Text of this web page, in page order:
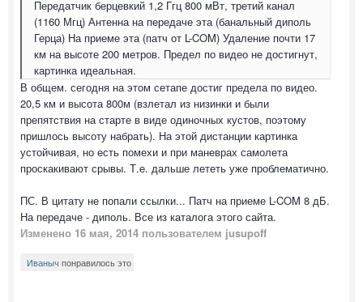
Передатчик берцевкий 1,2 Ггц 800 мВт, третий канал
(1160 Мгц) Антенна на передаче эта (банальный диполь
Герца) На приеме эта (патч от L-COM) Удаление почти 17
км на высоте 200 метров. Предел по видео не достигнут,
картинка идеальная.
В общем. сегодня на этом сетапе достиг предела по видео.
20,5 км и высота 800м (взлетал из низинки и были
препятствия на старте в виде одиночных кустов, поэтому
пришлось высоту набрать). На этой дистанции картинка
устойчивая, но есть помехи и при маневрах самолета
проскакивают срывы. Т.е. дальше лететь уже проблематично.
ПС. В цитату не попали ссылки... Патч на приеме L-COM 8 дБ.
На передаче - диполь. Все из каталога этого сайта.
Изменено 16 мая, 2014 пользователем jusupoff
Иваныч понравилось это